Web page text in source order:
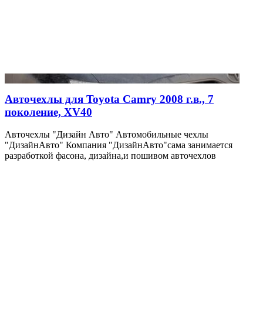
Авточехлы для Toyota Camry 2008 г.в., 7
поколение, XV40
Авточехлы "Дизайн Авто" Автомобильные чехлы
"ДизайнАвто" Компания "ДизайнАвто"сама занимается
разработкой фасона, дизайна,и пошивом авточехлов